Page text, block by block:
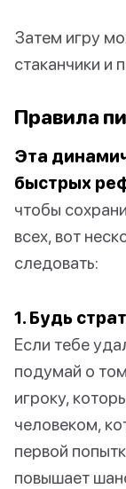
Затем игру
стаканчики и
Правила
Эта
быстрых
чтобы
всех, вот
следовать:
1. Будь
Если тебе
подумай о
игроку,
человеком,
первой
повышает